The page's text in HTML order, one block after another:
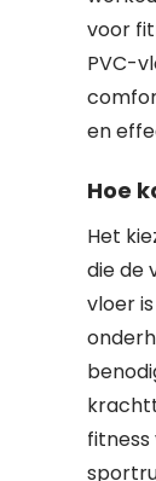
voor
PVC-
en
Hoe
Het
die de
vloer